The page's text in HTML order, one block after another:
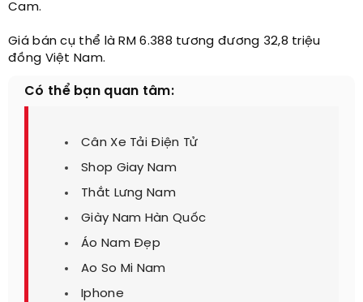
Cam.​
Giá bán cụ thể là RM 6.388 tương đương 32,8 triệu
đồng Việt Nam.
Có thể bạn quan tâm:
Cân Xe Tải Điện Tử
Shop Giay Nam
Thắt Lưng Nam
Giày Nam Hàn Quốc
Áo Nam Đẹp
Ao So Mi Nam
Iphone